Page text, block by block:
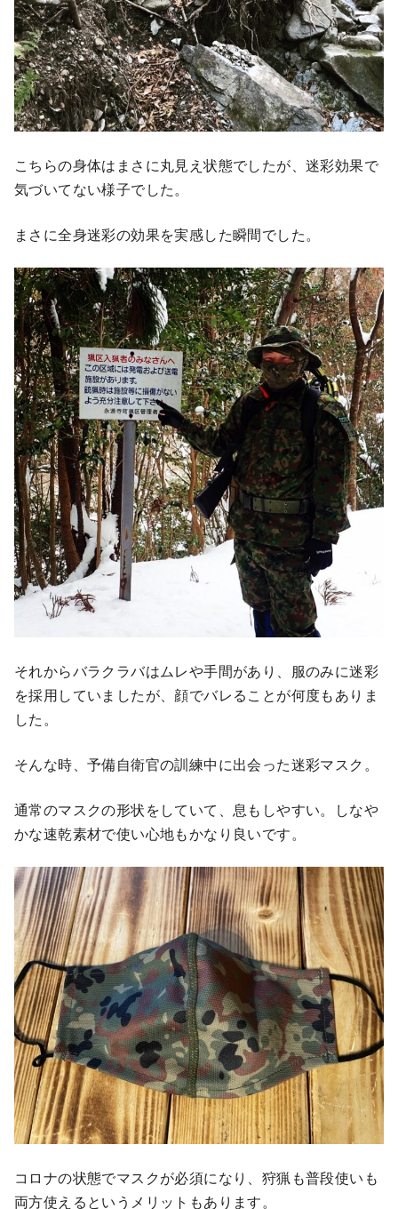
こちらの身体はまさに丸見え状態でしたが、迷彩効果で
気づいてない様子でした。
まさに全身迷彩の効果を実感した瞬間でした。
それからバラクラバはムレや手間があり、服のみに迷彩
を採用していましたが、顔でバレることが何度もありま
した。
そんな時、予備自衛官の訓練中に出会った迷彩マスク。
通常のマスクの形状をしていて、息もしやすい。しなや
かな速乾素材で使い心地もかなり良いです。
コロナの状態でマスクが必須になり、狩猟も普段使いも
両方使えるというメリットもあります。